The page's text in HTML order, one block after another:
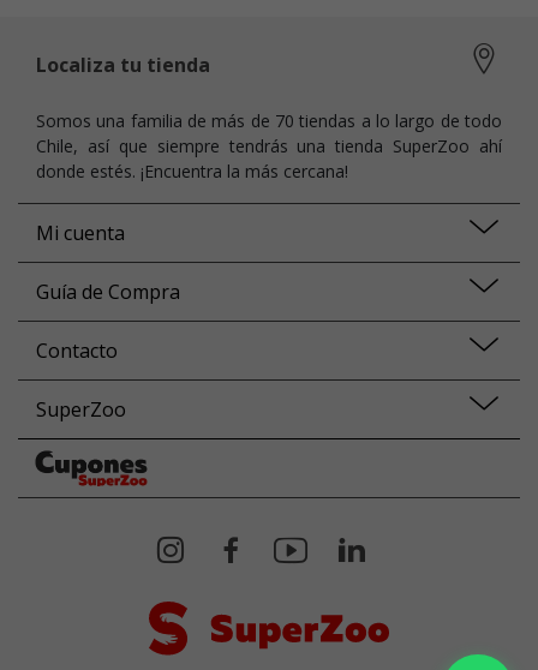
Localiza tu tienda
Somos una familia de más de 70 tiendas a lo largo de todo
Chile, así que siempre tendrás una tienda SuperZoo ahí
donde estés. ¡Encuentra la más cercana!
Mi cuenta
Guía de Compra
Contacto
SuperZoo